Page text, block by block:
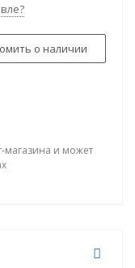
о наличии
магазина и может